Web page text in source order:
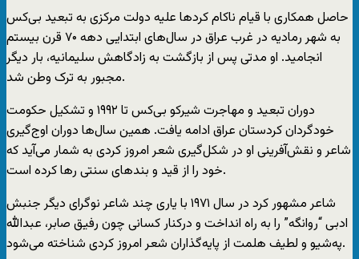
حاصل همکاری با قیام ناکام کردها علیه دولت مرکزی به تبعید بی‌کس
به شهر رمادیه در غرب عراق در سال‌های ابتدایی دهه ۷۰ قرن بیستم
انجامید. او مدتی پس از بازگشت به زادگاهش سلیمانیه، بار دیگر
مجبور به ترک وطن شد.
دوران تبعید و مهاجرت شیرکو بی‌کس تا ۱۹۹۲ و تشکیل حکومت
خودگردان کردستان عراق ادامه یافت. همین سال‌ها دوران اوج‌گیری
شاعر و نقش‌آفرینی او در شکل‌گیری شعر امروز کردی به شمار می‌آید که
خود را از قید و بندهای سنتی رها کرده است.
شاعر مشهور کرد در سال ۱۹۷۱ با یاری چند شاعر نوگرای دیگر جنبش
ادبی “روانگه” را به راه انداخت و درکنار کسانی چون رفیق صابر، عبدالله
په‌شیو و لطیف هلمت از پایه‌گذاران شعر امروز کردی شناخته می‌شود.